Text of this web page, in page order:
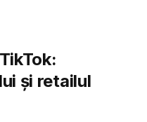
și retailul